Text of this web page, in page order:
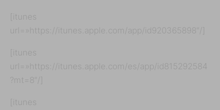
[itunes
url=»https://itunes.apple.com/app/id920365898″/]
[itunes
url=»https://itunes.apple.com/es/app/id815292584
?mt=8″/]
[itunes